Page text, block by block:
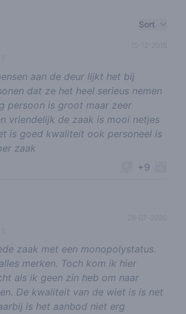
Sort
aan de deur lijkt het bij
dat ze het heel serieus nemen
persoon is groot maar zeer
vriendelijk de zaak is mooi netjes
is goed kwaliteit ook personeel is
zaak
+9
zaak met een monopolystatus.
merken. Toch kom ik hier
als ik geen zin heb om naar
De kwaliteit van de wiet is is net
is het aanbod niet erg